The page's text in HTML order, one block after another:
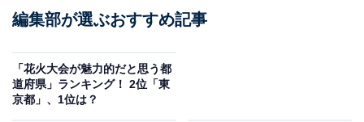
編集部が選ぶおすすめ記事
「花火大会が魅力的だと思う都
道府県」ランキング！ 2位「東
京都」、1位は？